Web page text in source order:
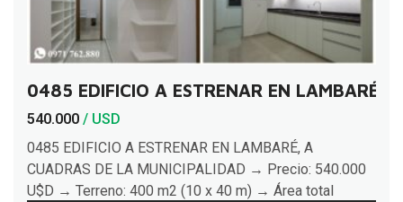
0485 EDIFICIO A ESTRENAR EN LAMBARÉ,
540.000 / USD
0485 EDIFICIO A ESTRENAR EN LAMBARÉ, A
CUADRAS DE LA MUNICIPALIDAD → Precio: 540.000
U$D → Terreno: 400 m2 (10 x 40 m) → Área total